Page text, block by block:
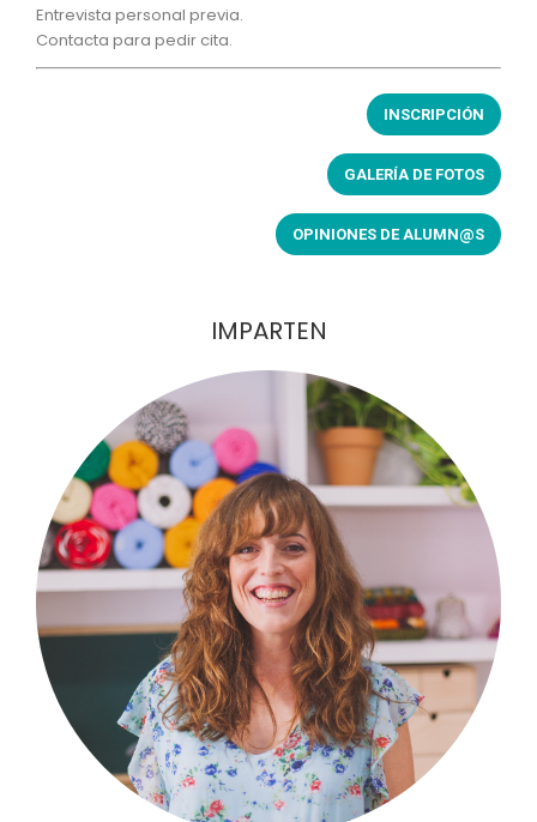
Entrevista personal previa.
Contacta para pedir cita.
INSCRIPCIÓN
GALERÍA DE FOTOS
OPINIONES DE ALUMN@S
IMPARTEN